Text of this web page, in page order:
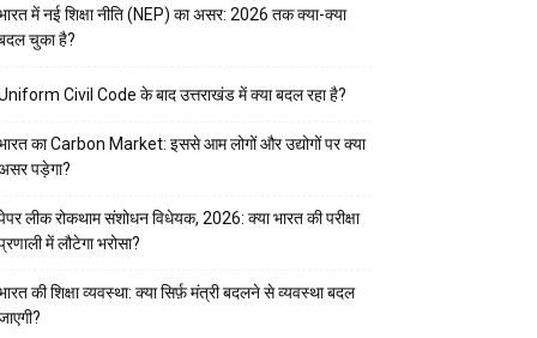
में नई शिक्षा नीति (NEP) का असर: 2026 तक क्या-क्या
चुका है?
Civil Code के बाद उत्तराखंड में क्या बदल रहा है?
का Carbon Market: इससे आम लोगों और उद्योगों पर क्या
पड़ेगा?
लीक रोकथाम संशोधन विधेयक, 2026: क्या भारत की परीक्षा
में लौटेगा भरोसा?
की शिक्षा व्यवस्था: क्या सिर्फ़ मंत्री बदलने से व्यवस्था बदल